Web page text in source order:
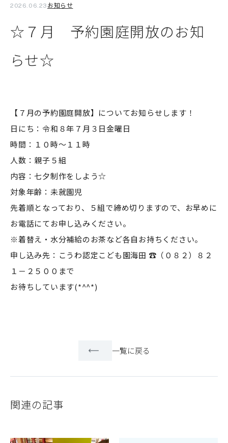
2026.06.23 お知らせ
☆７月 予約園庭開放のお知
らせ☆
【７月の予約園庭開放】についてお知らせします！
日にち：令和８年７月３日金曜日
時間：１０時～１１時
人数：親子５組
内容：七夕制作をしよう☆
対象年齢：未就園児
先着順となっており、５組で締め切りますので、お早めに
お電話にてお申し込みください。
※着替え・水分補給のお茶など各自お持ちください。
申し込み先：こうわ認定こども園海田 ☎（０８２）８２
１－２５００まで
お待ちしています(*^^*)
一覧に戻る
関連の記事